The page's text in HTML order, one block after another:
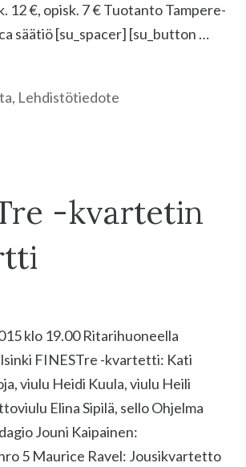
12 €, opisk. 7 € Tuotanto Tampere-
säätiö [su_spacer] [su_button …
, Lehdistötiedote
-kvartetin
klo 19.00 Ritarihuoneella
FINESTre -kvartetti: Kati
viulu Heidi Kuula, viulu Heili
Elina Sipilä, sello Ohjelma
Jouni Kaipainen:
5 Maurice Ravel: Jousikvartetto